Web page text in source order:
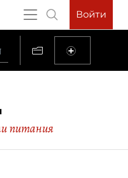
Войти
питания